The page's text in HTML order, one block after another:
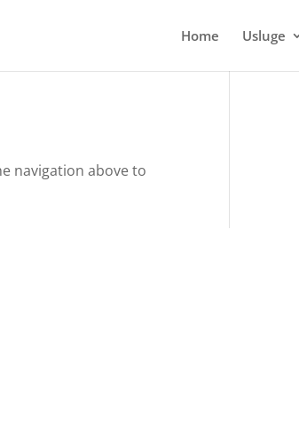
Home Usluge
navigation above to